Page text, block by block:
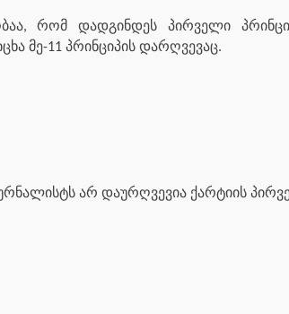
რომ დადგინდეს პირველი
მე-11 პრინციპის დარღვევაც.
არ დაურღვევია ქარტიის